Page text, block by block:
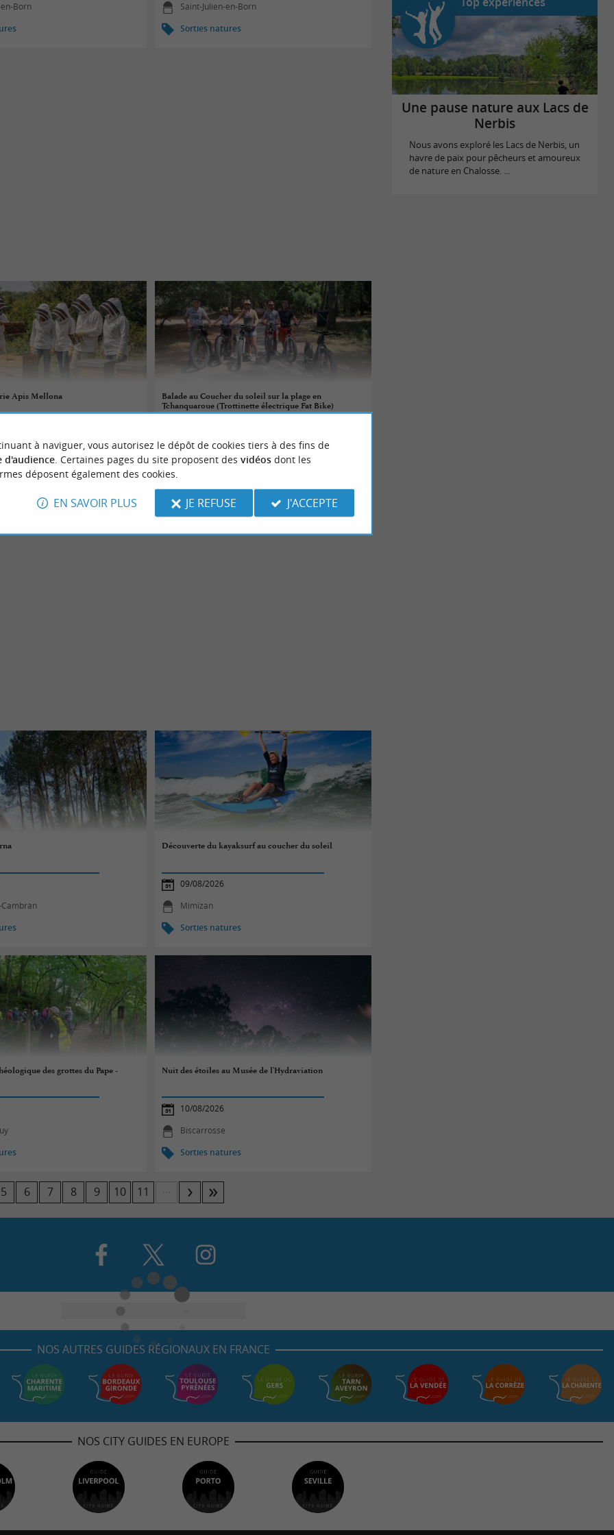
Born
Saint-Julien-en-Born
Sorties natures
Apis Mellona
Balade au Coucher du soleil sur la plage en
Tchanquaroue (Trottinette électrique Fat Bike)
Mimizan
Découverte du kayaksurf au coucher du soleil
09/08/2026
Mimizan
Sorties natures
des grottes du Pape -
Nuit des étoiles au Musée de l'Hydraviation
10/08/2026
Biscarrosse
Sorties natures
5 6 7 8 9 10 11
Une pause nature aux Lacs de
Nerbis
Nous avons exploré les Lacs de Nerbis, un
havre de paix pour pêcheurs et amoureux
de nature en Chalosse. ...
NOS AUTRES GUIDES RÉGIONAUX EN FRANCE
NOS CITY GUIDES EN EUROPE
à naviguer, vous autorisez le dépôt de cookies tiers à des fins de
d'audience. Certaines pages du site proposent des vidéosdont les
déposent également des cookies.
EN SAVOIR PLUS JE REFUSE J'ACCEPTE